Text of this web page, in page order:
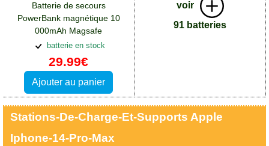
Batterie de secours
PowerBank magnétique 10
000mAh Magsafe
veger:Accessoires Apple
iPhone 14 Pro Max
batterie en stock
29.99€
Ajouter au panier
voir
91 batteries
Stations-De-Charge-Et-Supports Apple
Iphone-14-Pro-Max